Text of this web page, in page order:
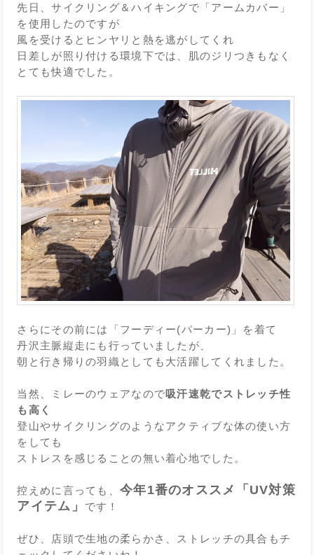
先日、サイクリング＆ハイキングで「アームカバー」
を使用したのですが
風を受けるとヒンヤリと熱を逃がしてくれ
日差しが照り付ける環境下では、肌のジリつきもなく
とても快適でした。
さらにその前には「フーディー(パーカー)」を着て
丹沢主脈縦走にも行っていましたが、
朝と行き帰りの羽織としても大活躍してくれました。
当然、ミレーのウェアなので吸汗速乾でストレッチ性
も高く
登山やサイクリングのようなアクティブな体の使い方
をしても
ストレスを感じることの無い着心地でした。
控えめに言っても、今年1番のオススメ「UV対策
アイテム」
です！
ぜひ、店頭で生地の柔らかさ、ストレッチの具合もチ